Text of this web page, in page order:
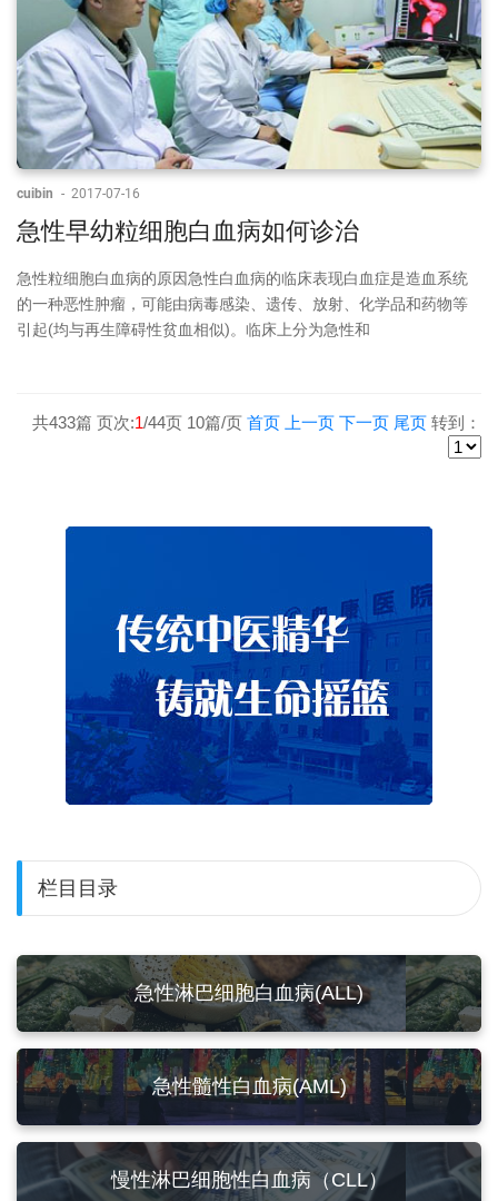
cuibin - 2017-07-16
急性早幼粒细胞白血病如何诊治
急性粒细胞白血病的原因急性白血病的临床表现白血症是造血系统
的一种恶性肿瘤，可能由病毒感染、遗传、放射、化学品和药物等
引起(均与再生障碍性贫血相似)。临床上分为急性和
共433篇 页次:1/44页 10篇/页 首页 上一页 下一页 尾页 转到：
栏目目录
急性淋巴细胞白血病(ALL)
急性髓性白血病(AML)
慢性淋巴细胞性白血病（CLL）